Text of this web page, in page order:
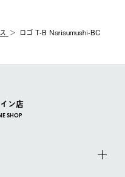
ロゴ T-B Narisumushi-BC
ン店
SHOP